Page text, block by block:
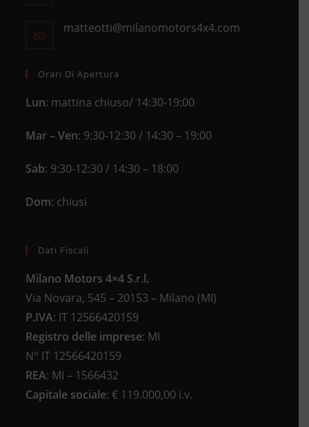
your
matteotti@milanomotors4x4.comOpens
Orari Di Apertura
Lun: mattina chiuso/ 14:30-19:00
Mar – Ven: 9:30-12:30 / 14:30 – 19:00
Sab: 9:30-12:30 / 14:30 – 18:00
Dom: chiusi
Dati Fiscali
Milano Motors 4×4 S.r.l.
Via Novara, 545 – 20153 – Milano (MI)
P.IVA: IT 12566420159
Registro delle imprese: MI
N° IT 12566420159
REA: MI – 1566432
Capitale sociale: € 119.000,00 i.v.